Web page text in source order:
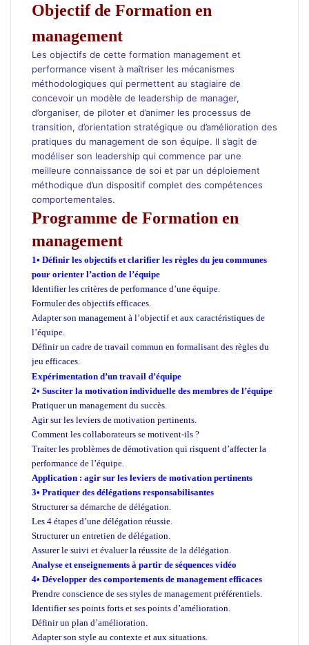
Objectif de Formation en
management
Les objectifs de cette formation management et
performance visent à maîtriser les mécanismes
méthodologiques qui permettent au stagiaire de
concevoir un modèle de leadership de manager,
d’organiser, de piloter et d’animer les processus de
transition, d’orientation stratégique ou d’amélioration des
pratiques du management de son équipe. Il s’agit de
modéliser son leadership qui commence par une
meilleure connaissance de soi et par un déploiement
méthodique d’un dispositif complet des compétences
comportementales.
Programme de Formation en
management
1• Définir les objectifs et clarifier les règles du jeu communes
pour orienter l’action de l’équipe
Identifier les critères de performance d’une équipe.
Formuler des objectifs efficaces.
Adapter son management à l’objectif et aux caractéristiques de
l’équipe.
Définir un cadre de travail commun en formalisant des règles du
jeu efficaces.
Expérimentation d’un travail d’équipe
2• Susciter la motivation individuelle des membres de l’équipe
Pratiquer un management du succès.
Agir sur les leviers de motivation pertinents.
Comment les collaborateurs se motivent-ils ?
Traiter les problèmes de démotivation qui risquent d’affecter la
performance de l’équipe.
Application : agir sur les leviers de motivation pertinents
3• Pratiquer des délégations responsabilisantes
Structurer sa démarche de délégation.
Les 4 étapes d’une délégation réussie.
Structurer un entretien de délégation.
Assurer le suivi et évaluer la réussite de la délégation.
Analyse et enseignements à partir de séquences vidéo
4• Développer des comportements de management efficaces
Prendre conscience de ses styles de management préférentiels.
Identifier ses points forts et ses points d’amélioration.
Définir un plan d’amélioration.
Adapter son style au contexte et aux situations.